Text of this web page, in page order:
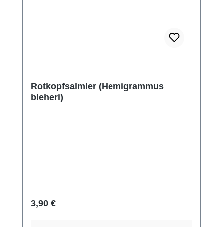
Rotkopfsalmler (Hemigrammus
bleheri)
Regulärer Preis:
3,90 €